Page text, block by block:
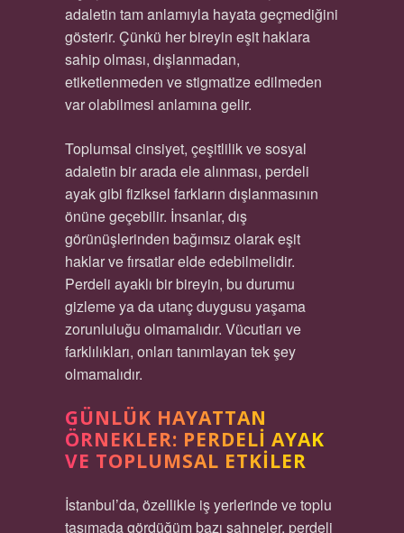
adaletin tam anlamıyla hayata geçmediğini
gösterir. Çünkü her bireyin eşit haklara
sahip olması, dışlanmadan,
etiketlenmeden ve stigmatize edilmeden
var olabilmesi anlamına gelir.
Toplumsal cinsiyet, çeşitlilik ve sosyal
adaletin bir arada ele alınması, perdeli
ayak gibi fiziksel farkların dışlanmasının
önüne geçebilir. İnsanlar, dış
görünüşlerinden bağımsız olarak eşit
haklar ve fırsatlar elde edebilmelidir.
Perdeli ayaklı bir bireyin, bu durumu
gizleme ya da utanç duygusu yaşama
zorunluluğu olmamalıdır. Vücutları ve
farklılıkları, onları tanımlayan tek şey
olmamalıdır.
GÜNLÜK HAYATTAN
ÖRNEKLER: PERDELI AYAK
VE TOPLUMSAL ETKILER
İstanbul’da, özellikle iş yerlerinde ve toplu
taşımada gördüğüm bazı sahneler, perdeli